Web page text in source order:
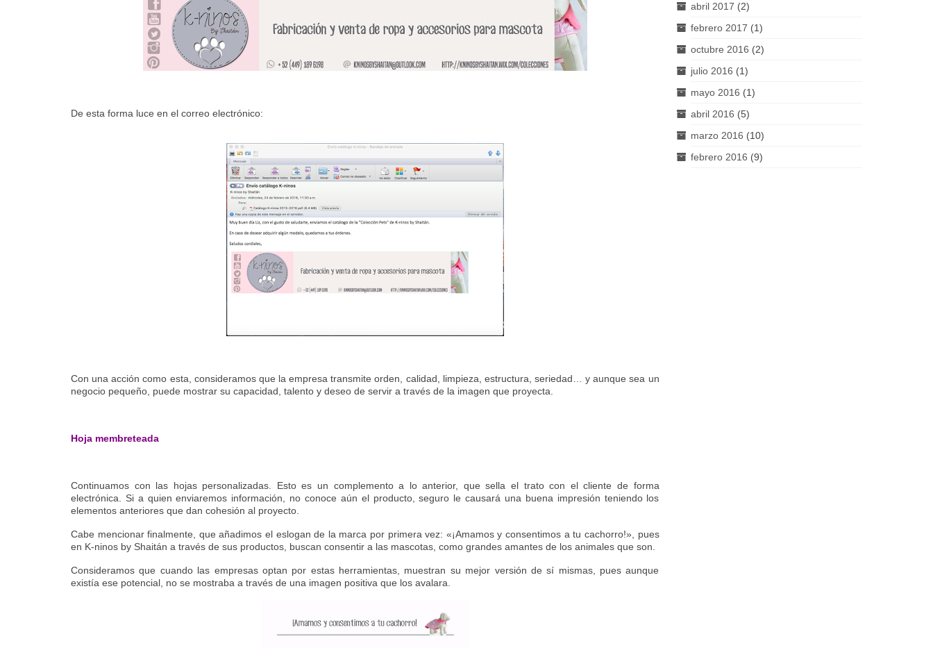
De esta forma luce en el correo electrónico:
Con una acción como esta, consideramos que la empresa transmite orden, calidad, limpieza, estructura, seriedad… y aunque sea un
negocio pequeño, puede mostrar su capacidad, talento y deseo de servir a través de la imagen que proyecta.
Hoja membreteada
Continuamos con las hojas personalizadas. Esto es un complemento a lo anterior, que sella el trato con el cliente de forma
electrónica. Si a quien enviaremos información, no conoce aún el producto, seguro le causará una buena impresión teniendo los
elementos anteriores que dan cohesión al proyecto.
Cabe mencionar finalmente, que añadimos el eslogan de la marca por primera vez: «¡Amamos y consentimos a tu cachorro!», pues
en K-ninos by Shaitán a través de sus productos, buscan consentir a las mascotas, como grandes amantes de los animales que son.
Consideramos que cuando las empresas optan por estas herramientas, muestran su mejor versión de sí mismas, pues aunque
existía ese potencial, no se mostraba a través de una imagen positiva que los avalara.
abril 2017 (2)
febrero 2017 (1)
octubre 2016 (2)
julio 2016 (1)
mayo 2016 (1)
abril 2016 (5)
marzo 2016 (10)
febrero 2016 (9)